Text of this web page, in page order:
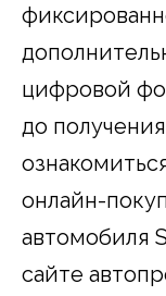
цифровой
до
онлайн-
автомобиля
сайте